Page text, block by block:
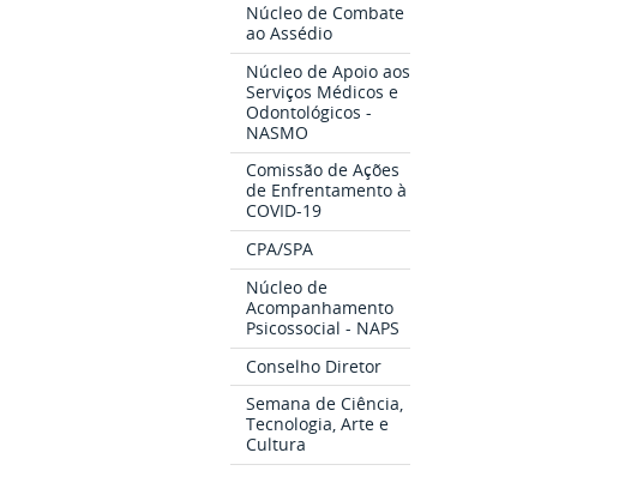
Núcleo de Combate
ao Assédio
Núcleo de Apoio aos
Serviços Médicos e
Odontológicos -
NASMO
Comissão de Ações
de Enfrentamento à
COVID-19
CPA/SPA
Núcleo de
Acompanhamento
Psicossocial - NAPS
Conselho Diretor
Semana de Ciência,
Tecnologia, Arte e
Cultura